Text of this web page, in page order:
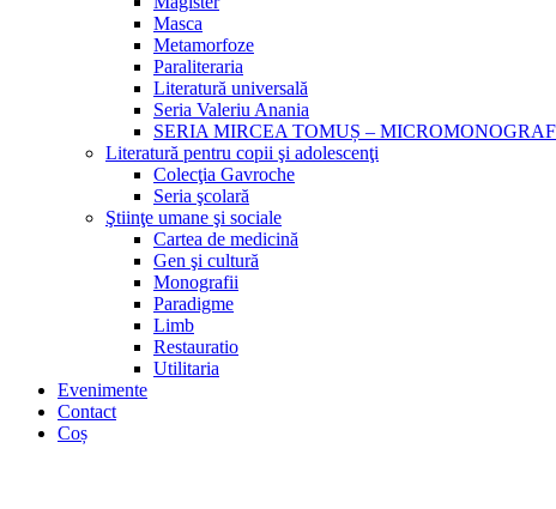
Masca
Metamorfoze
Paraliteraria
Literatură universală
Seria Valeriu Anania
SERIA MIRCEA TOMUȘ –
Literatură pentru copii şi adolescenţi
Colecţia Gavroche
Seria şcolară
Ştiinţe umane şi sociale
Cartea de medicină
Gen şi cultură
Monografii
Paradigme
Limb
Restauratio
Utilitaria
Evenimente
Contact
Coș